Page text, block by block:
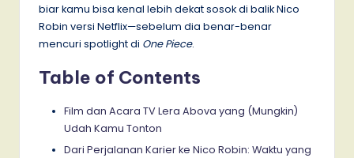
biar kamu bisa kenal lebih dekat sosok di balik Nico
Robin versi Netflix—sebelum dia benar-benar
mencuri spotlight di One Piece.
Table of Contents
Film dan Acara TV Lera Abova yang (Mungkin)
Udah Kamu Tonton
Dari Perjalanan Karier ke Nico Robin: Waktu yang